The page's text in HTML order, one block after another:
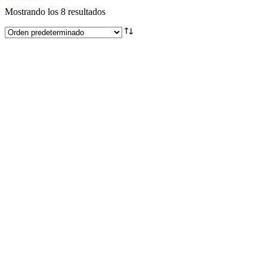
Mostrando los 8 resultados